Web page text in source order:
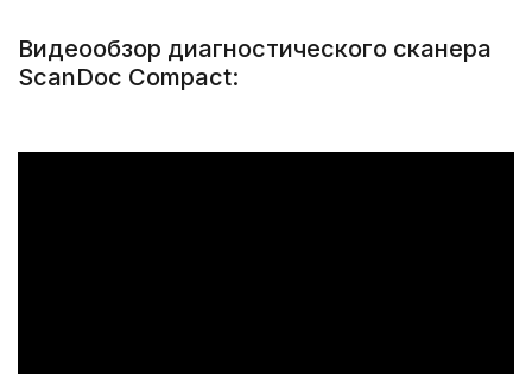
Видеообзор диагностического сканера
ScanDoc Compact: